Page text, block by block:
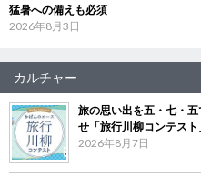
猛暑への備えも必須
2026年8月3日
カルチャー
旅の思い出を五・七・
せ「旅行川柳コンテス
2026年8月7日